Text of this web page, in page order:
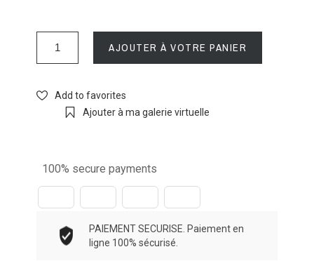
AJOUTER À VOTRE PANIER
Add to favorites
Ajouter à ma galerie virtuelle
100% secure payments
PAIEMENT SECURISE. Paiement en
ligne 100% sécurisé.